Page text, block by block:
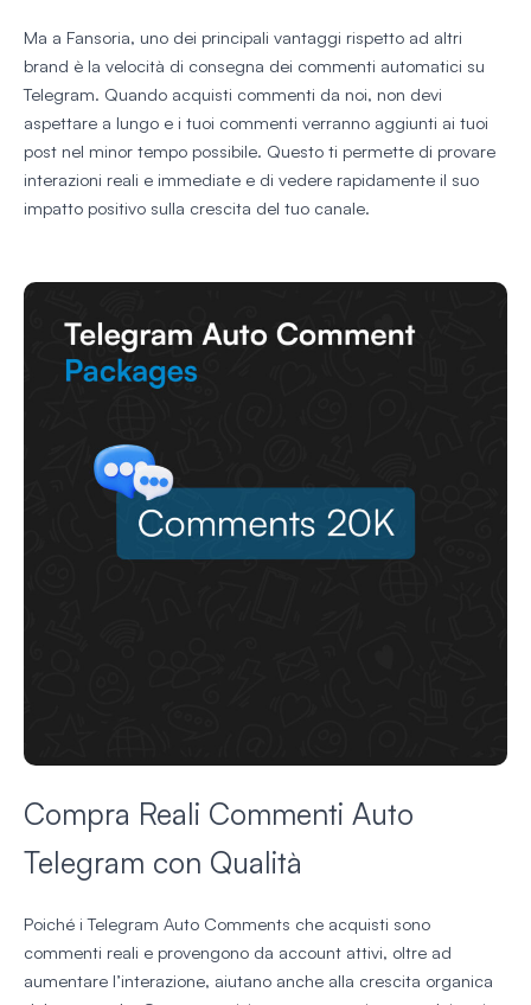
Ma a Fansoria, uno dei principali vantaggi rispetto ad altri
brand è la velocità di consegna dei commenti automatici su
Telegram. Quando acquisti commenti da noi, non devi
aspettare a lungo e i tuoi commenti verranno aggiunti ai tuoi
post nel minor tempo possibile. Questo ti permette di provare
interazioni reali e immediate e di vedere rapidamente il suo
impatto positivo sulla crescita del tuo canale.
Compra Reali Commenti Auto
Telegram con Qualità
Poiché i Telegram Auto Comments che acquisti sono
commenti reali e provengono da account attivi, oltre ad
aumentare l’interazione, aiutano anche alla crescita organica